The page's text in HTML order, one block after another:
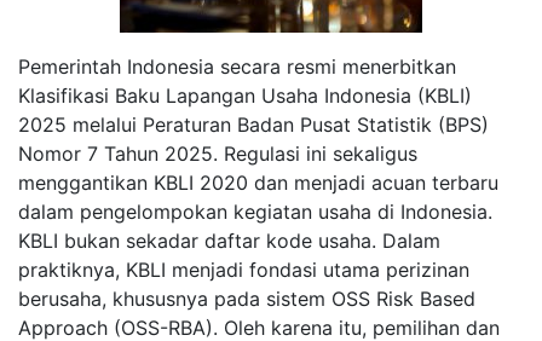
Pemerintah Indonesia secara resmi menerbitkan
Klasifikasi Baku Lapangan Usaha Indonesia (KBLI)
2025 melalui Peraturan Badan Pusat Statistik (BPS)
Nomor 7 Tahun 2025. Regulasi ini sekaligus
menggantikan KBLI 2020 dan menjadi acuan terbaru
dalam pengelompokan kegiatan usaha di Indonesia.
KBLI bukan sekadar daftar kode usaha. Dalam
praktiknya, KBLI menjadi fondasi utama perizinan
berusaha, khususnya pada sistem OSS Risk Based
Approach (OSS-RBA). Oleh karena itu, pemilihan dan